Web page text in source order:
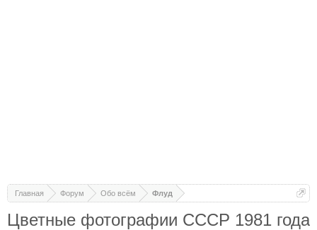
Главная Форум Обо всём Флуд
Цветные фотографии СССР 1981 года